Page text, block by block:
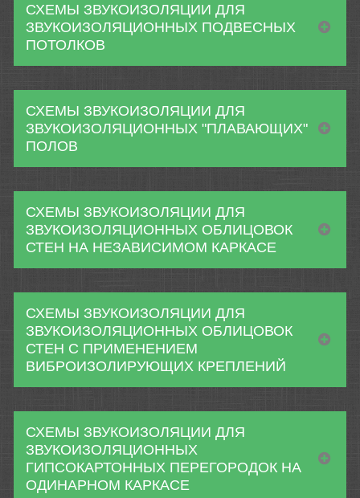
СХЕМЫ ЗВУКОИЗОЛЯЦИИ ДЛЯ
ЗВУКОИЗОЛЯЦИОННЫХ ПОДВЕСНЫХ
ПОТОЛКОВ
СХЕМЫ ЗВУКОИЗОЛЯЦИИ ДЛЯ
ЗВУКОИЗОЛЯЦИОННЫХ "ПЛАВАЮЩИХ"
ПОЛОВ
СХЕМЫ ЗВУКОИЗОЛЯЦИИ ДЛЯ
ЗВУКОИЗОЛЯЦИОННЫХ ОБЛИЦОВОК
СТЕН НА НЕЗАВИСИМОМ КАРКАСЕ
СХЕМЫ ЗВУКОИЗОЛЯЦИИ ДЛЯ
ЗВУКОИЗОЛЯЦИОННЫХ ОБЛИЦОВОК
СТЕН С ПРИМЕНЕНИЕМ
ВИБРОИЗОЛИРУЮЩИХ КРЕПЛЕНИЙ
СХЕМЫ ЗВУКОИЗОЛЯЦИИ ДЛЯ
ЗВУКОИЗОЛЯЦИОННЫХ
ГИПСОКАРТОННЫХ ПЕРЕГОРОДОК НА
ОДИНАРНОМ КАРКАСЕ